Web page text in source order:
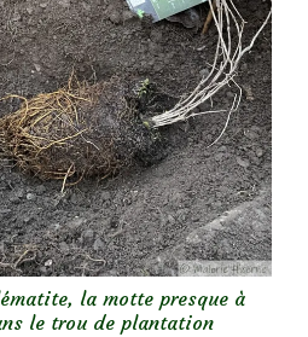
la motte presque à
le trou de plantation